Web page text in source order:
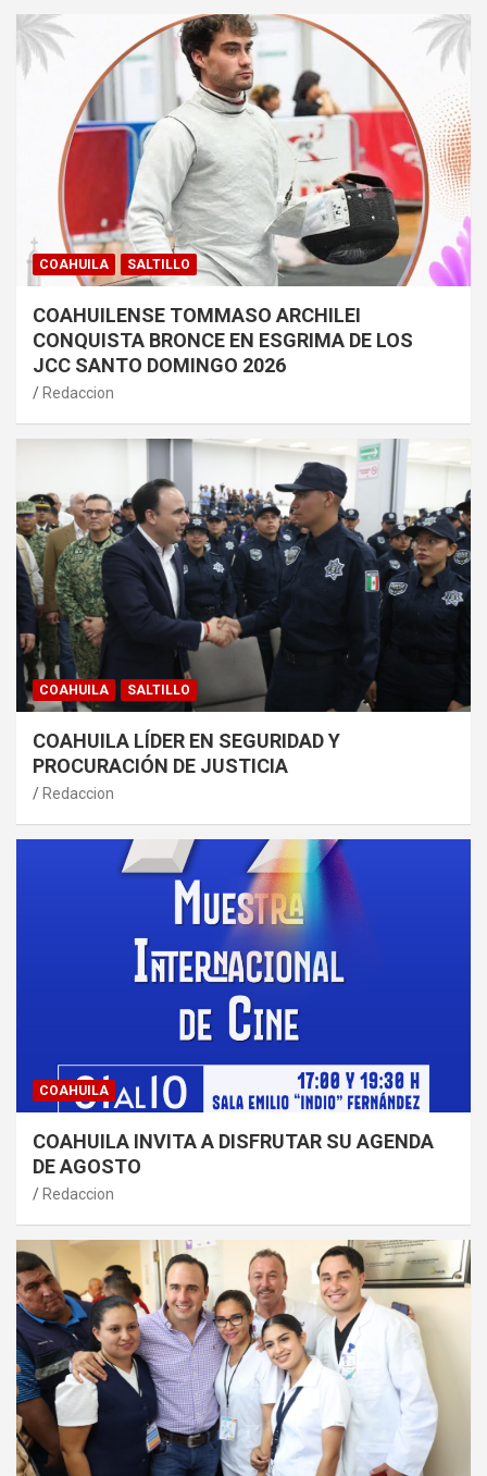
COAHUILA SALTILLO
COAHUILENSE TOMMASO ARCHILEI
CONQUISTA BRONCE EN ESGRIMA DE LOS
JCC SANTO DOMINGO 2026
Redaccion
COAHUILA SALTILLO
COAHUILA LÍDER EN SEGURIDAD Y
PROCURACIÓN DE JUSTICIA
Redaccion
COAHUILA
COAHUILA INVITA A DISFRUTAR SU AGENDA
DE AGOSTO
Redaccion